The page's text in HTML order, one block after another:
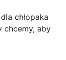
chłopaka
chcemy, aby